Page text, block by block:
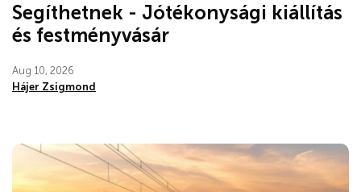
Segíthetnek - Jótékonysági kiállítás
és festményvásár
Aug 10, 2026
Hájer Zsigmond